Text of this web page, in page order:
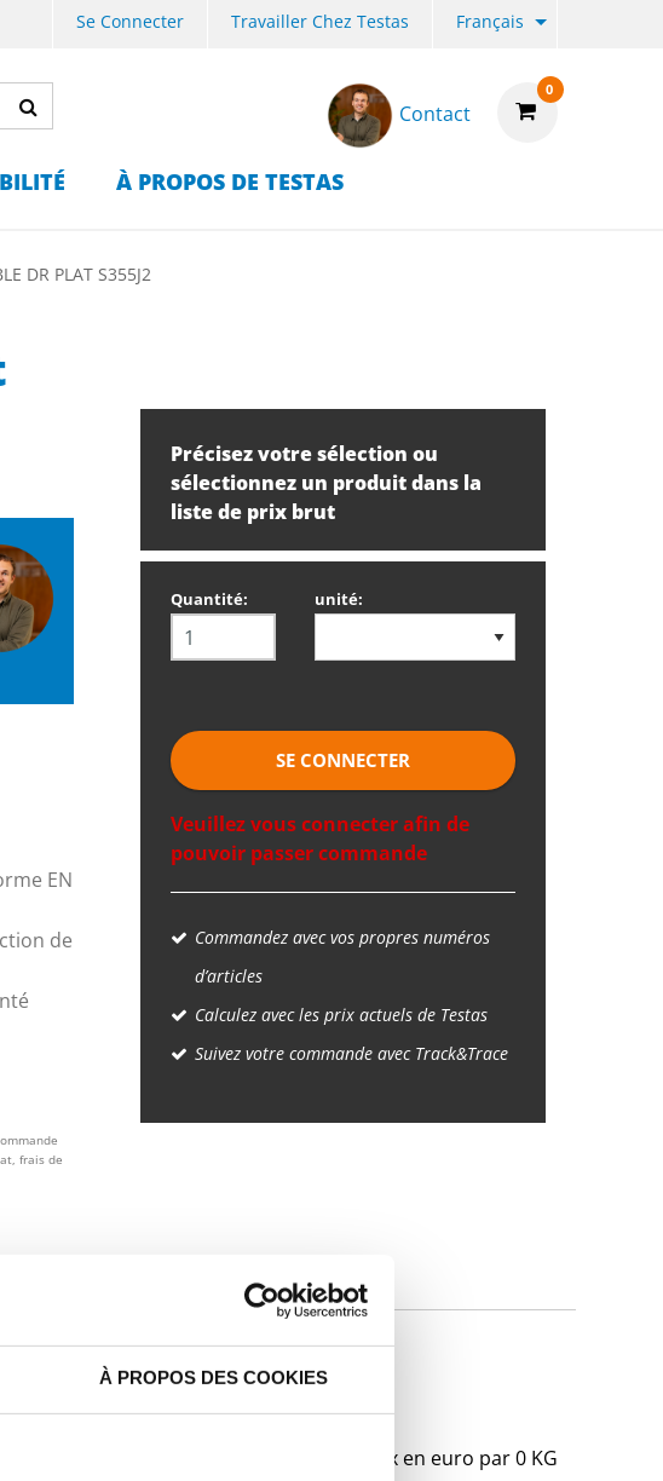
À PROPOS DES COOKIES
Se Connecter Travailler Chez Testas Français
0
Contact
À PROPOS DE TESTAS
DR PLAT S355J2
EN
de
frais de
Précisez votre sélection ou
sélectionnez un produit dans la
liste de prix brut
Quantité: unité:
SE CONNECTER
Veuillez vous connecter afin de
pouvoir passer commande
Commandez avec vos propres numéros
d’articles
Calculez avec les prix actuels de Testas
Suivez votre commande avec Track&Trace
dr plat S355J2
Prix en euro par 0 KG